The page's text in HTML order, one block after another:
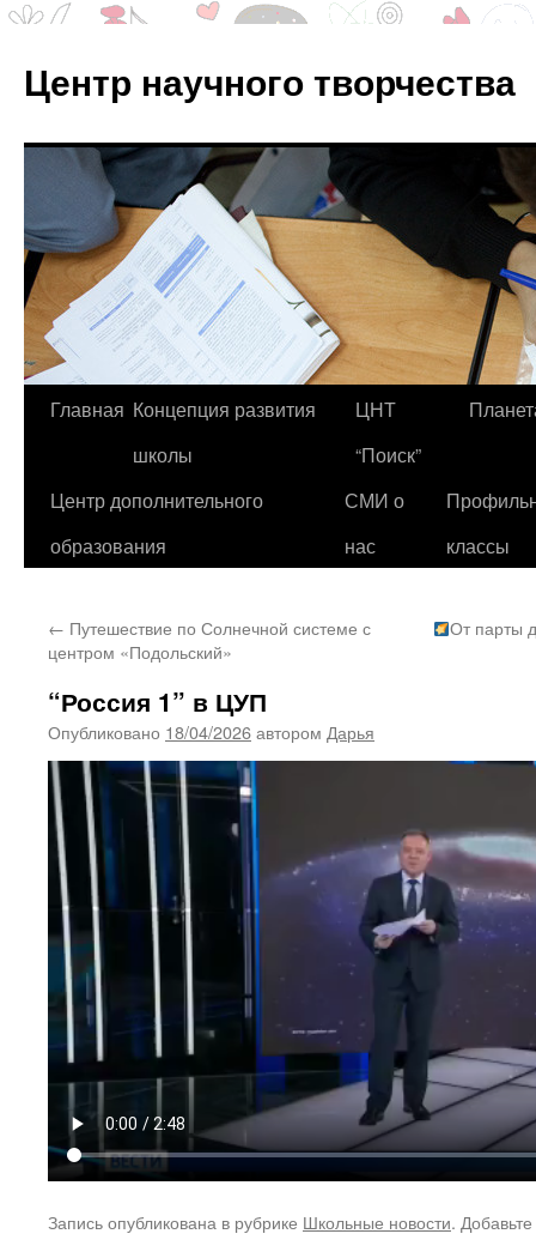
Центр научного творчества
Перейти
содержимому
Главная Концепция развития
школы
ЦНТ
“Поиск”
Центр дополнительного
образования
СМИ о
нас
классы
← Путешествие по Солнечной системе с
центром «Подольский»
От парты
“Россия 1” в ЦУП
Опубликовано 18/04/2026автором Дарья
Запись опубликована в рубрике Школьные новости.